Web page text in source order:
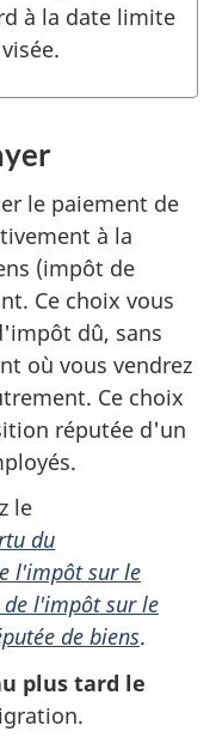
à la date limite
le paiement de
à la
(impôt de
Ce choix vous
dû, sans
où vous vendrez
Ce choix
réputée d'un
le
du
l'impôt sur le
l'impôt sur le
de biens.
plus tard le